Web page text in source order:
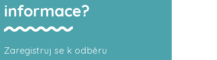
informace?
Zaregistruj se k odběru